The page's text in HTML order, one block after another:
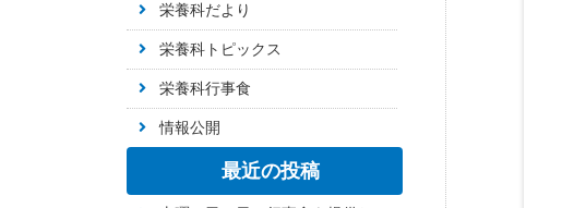
栄養科だより
栄養科トピックス
栄養科行事食
情報公開
最近の投稿